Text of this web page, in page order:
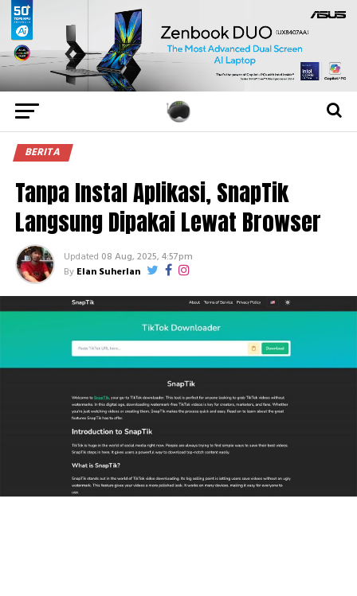
BERITA
Tanpa Instal Aplikasi, SnapTik
Langsung Dipakai Lewat Browser
Updated 08 Aug, 2025, 4:57pm
By Elan Suherlan